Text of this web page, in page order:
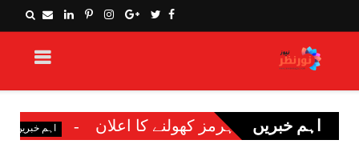
اہم خبریں
کا اعلان اہم خبریں نوکری کا جھانسہ،